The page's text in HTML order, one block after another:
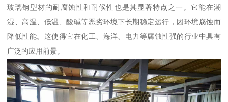
玻璃钢型材的耐腐蚀性和耐候性也是其显著特点之一。它能在潮
湿、高温、低温、酸碱等恶劣环境下长期稳定运行，因环境腐蚀而
降低性能。这使得它在化工、海洋、电力等腐蚀性强的行业中具有
广泛的应用前景。